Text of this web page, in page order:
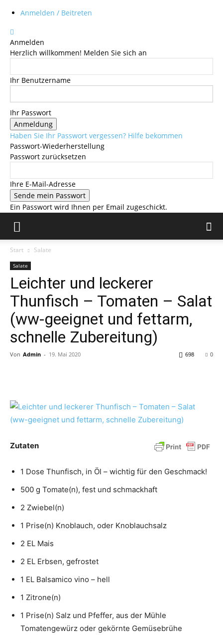
Anmelden / Beitreten
Anmelden
Herzlich willkommen! Melden Sie sich an
Ihr Benutzername
Ihr Passwort
Haben Sie Ihr Passwort vergessen? Hilfe bekommen
Passwort-Wiederherstellung
Passwort zurücksetzen
Ihre E-Mail-Adresse
Ein Passwort wird Ihnen per Email zugeschickt.
Start Salate
Salate
Leichter und leckerer
Thunfisch – Tomaten – Salat
(ww-geeignet und fettarm,
schnelle Zubereitung)
Von Admin - 19. Mai 2020 0
698
Zutaten
1 Dose Thunfisch, in Öl – wichtig für den Geschmack!
500 g Tomate(n), fest und schmackhaft
2 Zwiebel(n)
1 Prise(n) Knoblauch, oder Knoblauchsalz
2 EL Mais
2 EL Erbsen, gefrostet
1 EL Balsamico vino – hell
1 Zitrone(n)
1 Prise(n) Salz und Pfeffer, aus der Mühle
Tomatengewürz oder gekörnte Gemüsebrühe